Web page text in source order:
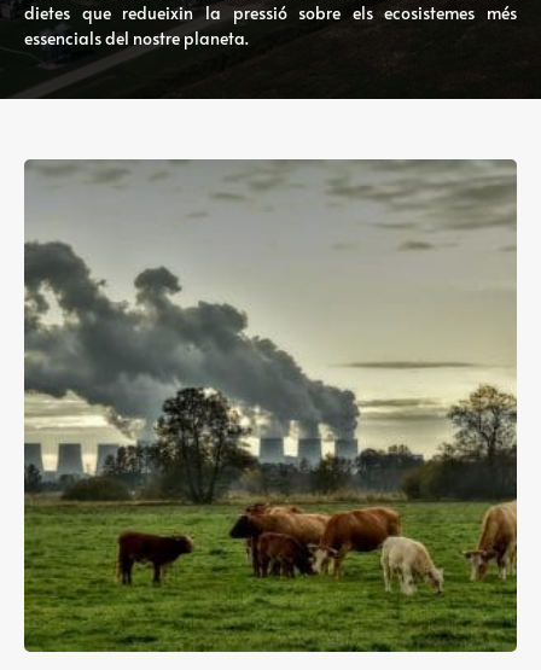
dietes que redueixin la pressió sobre els ecosistemes més
essencials del nostre planeta.